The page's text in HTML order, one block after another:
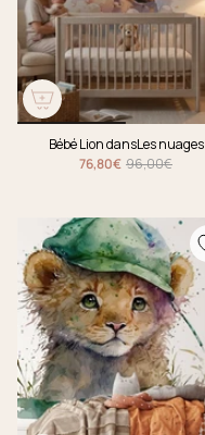
Bébé Lion dansLes nuages
76,80€ 96,00€